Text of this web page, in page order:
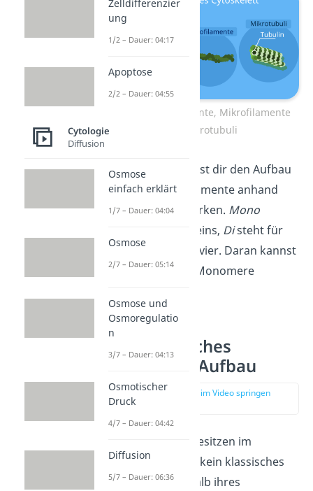
Intermediärfilamtente, Mikrofilamente
und Mikrotubuli
Übrigens:
Du kannst dir den Aufbau
der Intermediärfilamente anhand
ihrer Vorsilben merken. Mono
bedeutet nämlich eins, Disteht für
zwei und
für vier. Daran kannst
du die Anzahl der Monomere
Prokaryotisches
Cytoskelett Aufbau
zur Stelle im Video springen
besitzen im
eigentlichen Sinne kein klassisches
Zellskelett. Innerhalb ihres
Zelldifferenzier
ung
1/2 – Dauer: 04:17
Apoptose
2/2 – Dauer: 04:55
Cytologie
Diffusion
Osmose
einfach erklärt
1/7 – Dauer: 04:04
Osmose
2/7 – Dauer: 05:14
Osmose und
Osmoregulatio
n
3/7 – Dauer: 04:13
Osmotischer
Druck
4/7 – Dauer: 04:42
Diffusion
5/7 – Dauer: 06:36